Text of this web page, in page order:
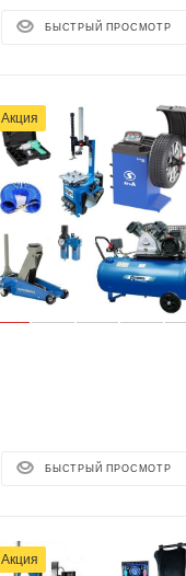
БЫСТРЫЙ ПРОСМОТР
Акция
БЫСТРЫЙ ПРОСМОТР
Акция